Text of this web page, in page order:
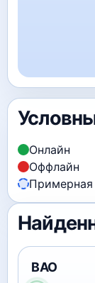
Онлайн
Оффлайн
Примерная
ВАО